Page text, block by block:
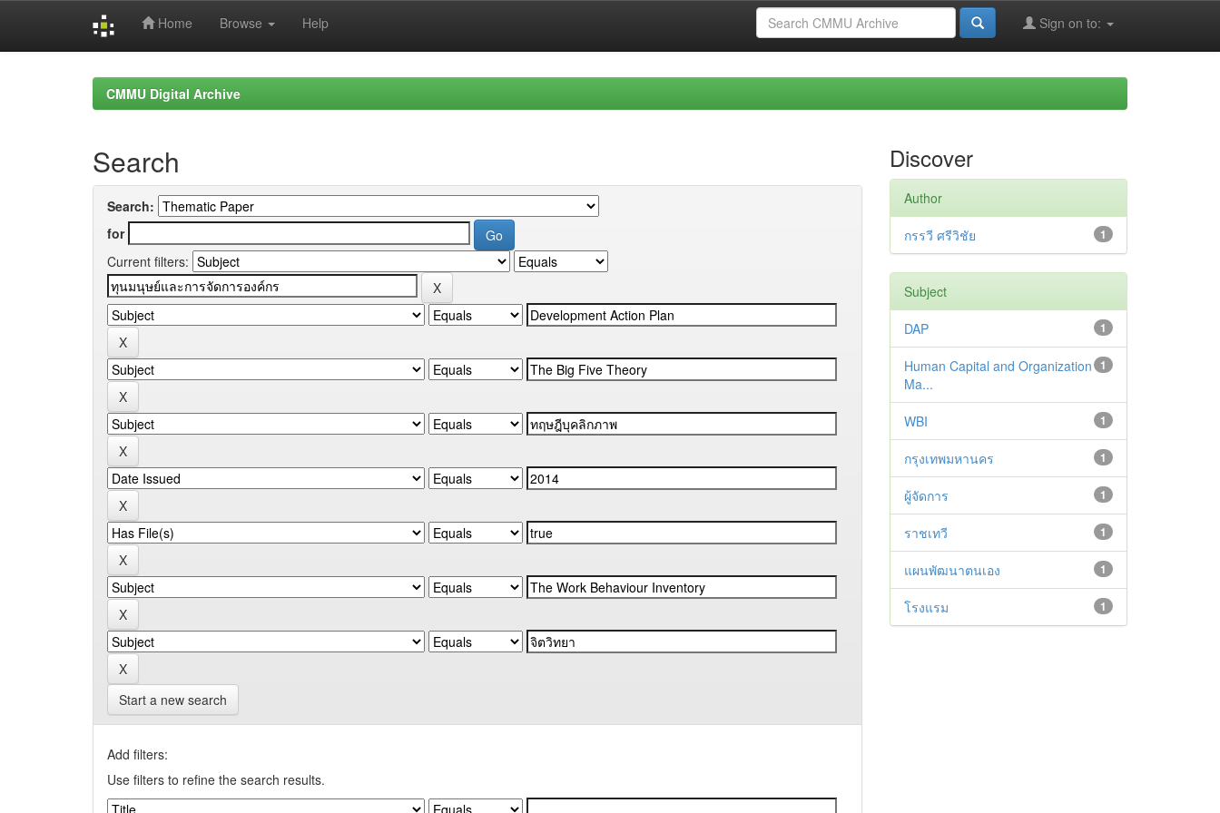
Home Browse Help Sign on to:
CMMU Digital Archive
Search
Search:
for
Current filters:
Start a new search
Add filters:
Use filters to refine the search results.
Discover
Author
1
กรรวี ศรีวิชัย
Subject
1
DAP
1
Human Capital and Organization
Ma...
1
WBI
1
กรุงเทพมหานคร
1
ผู้จัดการ
1
ราชเทวี
1
แผนพัฒนาตนเอง
1
โรงแรม